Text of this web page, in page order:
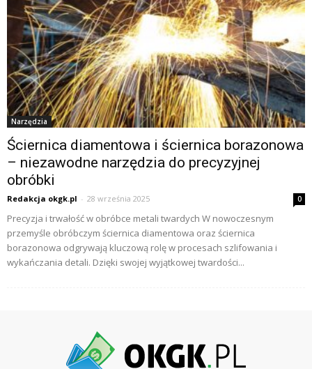
Narzędzia
Ściernica diamentowa i ściernica borazonowa
– niezawodne narzędzia do precyzyjnej
obróbki
Redakcja okgk.pl - 28 września 2025 0
Precyzja i trwałość w obróbce metali twardych W nowoczesnym
przemyśle obróbczym ściernica diamentowa oraz ściernica
borazonowa odgrywają kluczową rolę w procesach szlifowania i
wykańczania detali. Dzięki swojej wyjątkowej twardości...